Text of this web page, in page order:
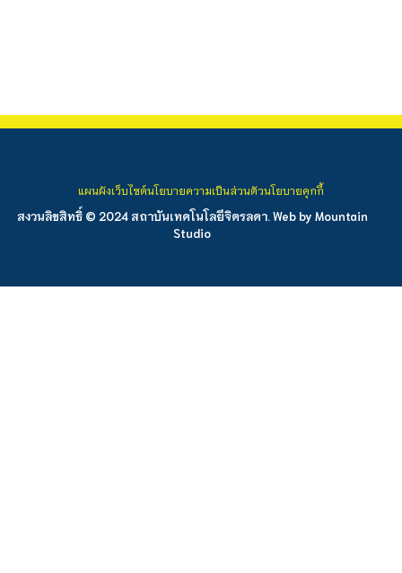
สงวนลิขสิทธิ์ © 2024 สถาบันเทคโนโลยีจิตรลดา. Web by Mountain
Studio
แผนผังเว็บไซต์นโยบายความเป็นส่วนตัวนโยบายคุกกี้